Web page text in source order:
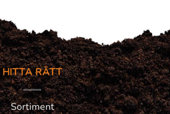
HITTA RÄTT
Sortiment